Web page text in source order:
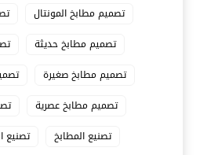
تصميم مطابخ المونتال
تصميم مطابخ حديثة
تصميم مطابخ صغيرة
تصميم مطابخ عصرية
تصنيع المطابخ
تصنيع